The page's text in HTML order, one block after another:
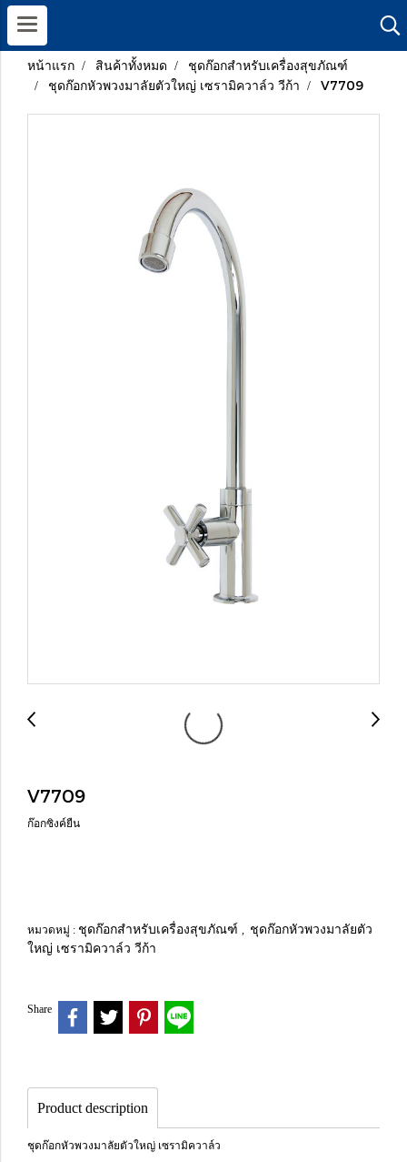
หน้าแรก สินค้าทั้งหมด
ชุดก๊อกสำหรับเครื่องสุขภัณฑ์
ชุดก๊อกหัวพวงมาลัยตัวใหญ่ เซรามิควาล์ว วีก้า
V7709
V7709
ก๊อกซิงค์ยืน
หมวดหมู่ : ชุดก๊อกสำหรับเครื่องสุขภัณฑ์ , ชุดก๊อกหัวพวงมาลัยตัว
ใหญ่ เซรามิควาล์ว วีก้า
Share
Product description
ชุดก๊อกหัวพวงมาลัยตัวใหญ่ เซรามิควาล์ว